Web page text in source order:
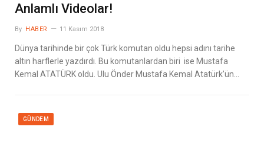
Anlamlı Videolar!
By HABER 11 Kasım 2018
Dünya tarihinde bir çok Türk komutan oldu hepsi adını tarihe
altın harflerle yazdırdı. Bu komutanlardan biri ise Mustafa
Kemal ATATÜRK oldu. Ulu Önder Mustafa Kemal Atatürk’ün…
GÜNDEM